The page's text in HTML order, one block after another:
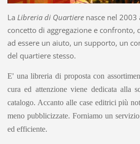
La Libreriadi Quartierenasce nel 2003
concetto di aggregazione e confronto,
ad essere un aiuto, un supporto, un
del quartiere stesso.
E' una libreria di proposta con
cura ed attenzione viene dedicata alla
catalogo. Accanto alle case editrici più
meno pubblicizzate. Forniamo un
ed efficiente.